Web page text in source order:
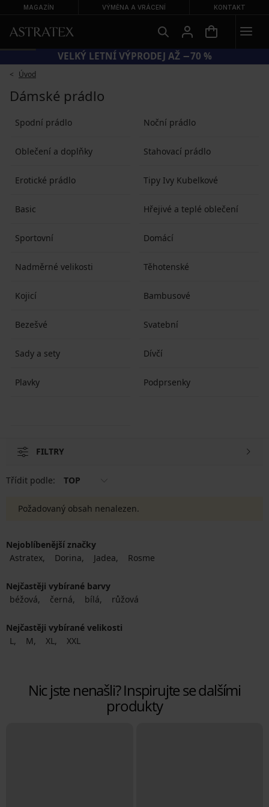
MAGAZÍN VÝMĚNA A VRÁCENÍ KONTAKT
VELKÝ LETNÍ VÝPRODEJ AŽ −70 %
Úvod
Dámské prádlo
Spodní prádlo Noční prádlo
Oblečení a doplňky Stahovací prádlo
Erotické prádlo Tipy Ivy Kubelkové
Basic Hřejivé a teplé oblečení
Sportovní Domácí
Nadměrné velikosti Těhotenské
Kojicí Bambusové
Bezešvé Svatební
Sady a sety Dívčí
Plavky Podprsenky
FILTRY
Třídit podle: TOP
Požadovaný obsah nenalezen.
Nejoblíbenější značky
Astratex
Dorina Jadea Rosme
Nejčastěji vybírané barvy
béžová
černá bílá růžová
Nejčastěji vybírané velikosti
L
M XL XXL
Nic jste nenašli? Inspirujte se dalšími
produkty